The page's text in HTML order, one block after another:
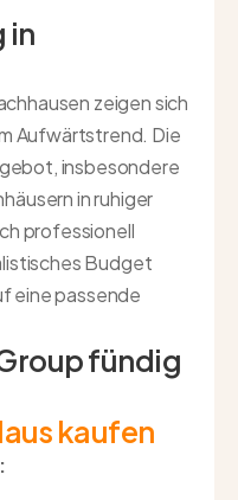
in
zeigen sich
Aufwärtstrend. Die
insbesondere
in ruhiger
professionell
Budget
eine passende
fündig
kaufen